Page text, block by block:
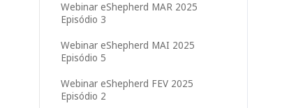
Webinar eShepherd MAR 2025
Episódio 3
Webinar eShepherd MAI 2025
Episódio 5
Webinar eShepherd FEV 2025
Episódio 2